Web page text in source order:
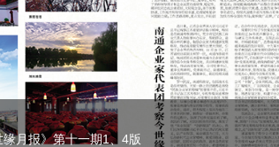
月报》第十一期2、3版